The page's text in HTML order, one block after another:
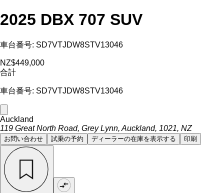
2025 DBX 707 SUV
車台番号: SD7VTJDW8STV13046
NZ$449,000
合計
車台番号: SD7VTJDW8STV13046
Auckland
119 Great North Road, Grey Lynn, Auckland, 1021, NZ
お問い合わせ 試乗の予約 ディーラーの在庫を表示する 印刷